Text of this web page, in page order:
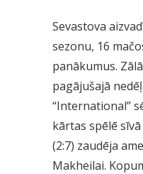
Sevastova
sezonu, 16
panākumus.
pagājušajā
“International”
kārtas spēlē
(2:7) zaudēja
Makheilai.